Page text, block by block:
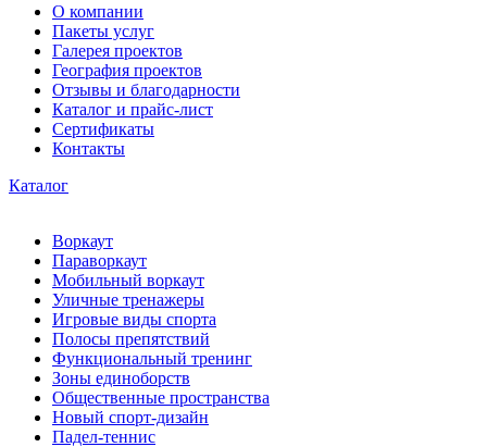
О компании
Пакеты услуг
Галерея проектов
География проектов
Отзывы и благодарности
Каталог и прайс-лист
Сертификаты
Контакты
Каталог
Воркаут
Параворкаут
Мобильный воркаут
Уличные тренажеры
Игровые виды спорта
Полосы препятствий
Функциональный тренинг
Зоны единоборств
Общественные пространства
Новый спорт-дизайн
Падел-теннис